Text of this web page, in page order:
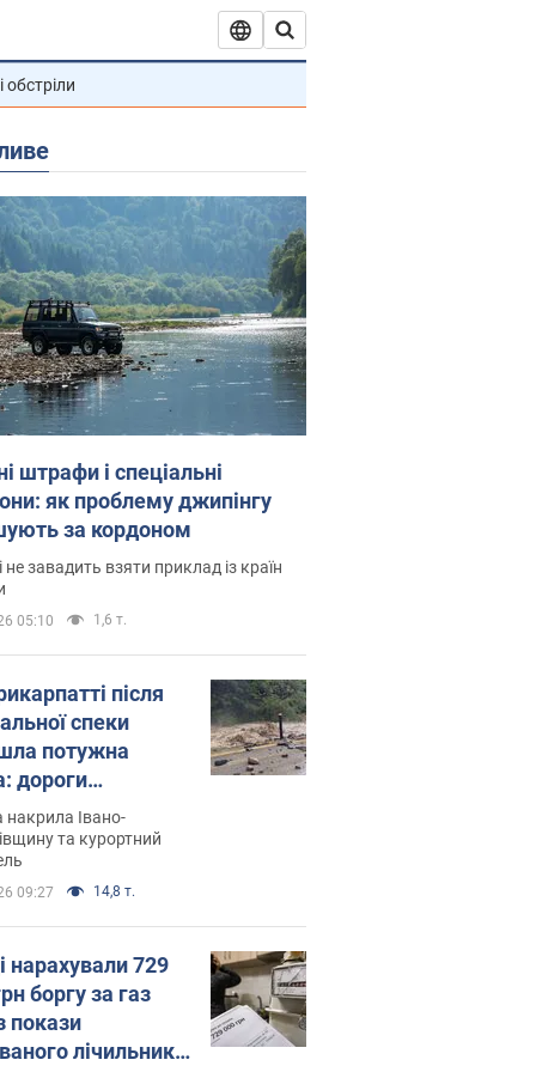
обстріли
штрафи і спеціальні
як проблему джипінгу
за кордоном
не завадить взяти приклад із країн
05:10 1,6 т.
після
спеки
потужна
дороги
на
Відео
накрила Івано-
та курортний
09:27 14,8 т.
нарахували 729
боргу за газ
покази
лічильника: